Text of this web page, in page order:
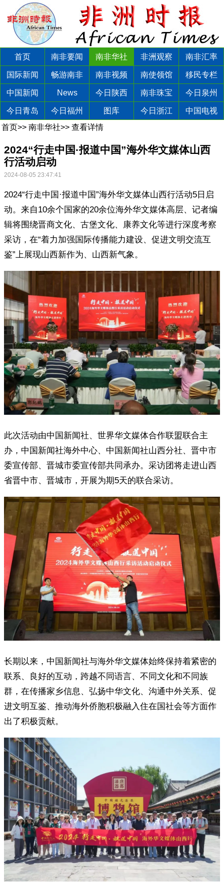
首页 南非要闻 南非华社 非洲观察 南非汇率
国际新闻 畅游南非 南非视频 南使领馆 移民专栏
中国新闻 News 今日陕西 南非珠宝 今日泉州
今日青岛 今日福州 图库 今日浙江
中国电视
首页>> 南非华社>> 查看详情
2024“行走中国·报道中国”海外华文媒体山西
行活动启动
2024-08-05 23:47:41
2024“行走中国·报道中国”海外华文媒体山西行活动5日启
动。来自10余个国家的20余位海外华文媒体高层、记者编
辑将围绕晋商文化、古堡文化、康养文化等进行深度考察
采访，在“着力加强国际传播能力建设、促进文明交流互
鉴”上展现山西新作为、山西新气象。
此次活动由中国新闻社、世界华文媒体合作联盟联合主
办，中国新闻社海外中心、中国新闻社山西分社、晋中市
委宣传部、晋城市委宣传部共同承办。采访团将走进山西
省晋中市、晋城市，开展为期5天的联合采访。
长期以来，中国新闻社与海外华文媒体始终保持着紧密的
联系、良好的互动，跨越不同语言、不同文化和不同族
群，在传播家乡信息、弘扬中华文化、沟通中外关系、促
进文明互鉴、推动海外侨胞积极融入住在国社会等方面作
出了积极贡献。